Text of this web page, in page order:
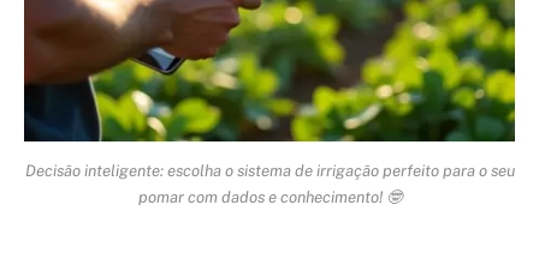
Decisão inteligente: escolha o sistema de irrigação perfeito para o seu
pomar com dados e conhecimento! 🤓